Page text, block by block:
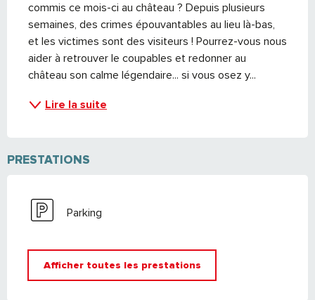
commis ce mois-ci au château ? Depuis plusieurs
semaines, des crimes épouvantables au lieu là-bas,
et les victimes sont des visiteurs ! Pourrez-vous nous
aider à retrouver le coupables et redonner au
château son calme légendaire... si vous osez y...
Lire la suite
PRESTATIONS
Parking
Afficher toutes les prestations